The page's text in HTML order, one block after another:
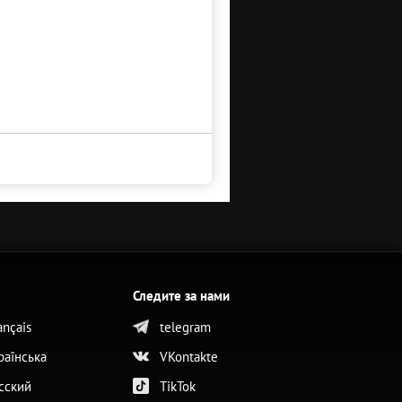
Следите за нами
telegram
VKontakte
TikTok